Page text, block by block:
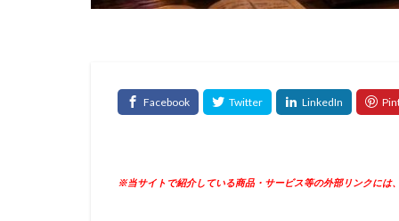
※当サイトで紹介している商品・サービス等の外部リンクには